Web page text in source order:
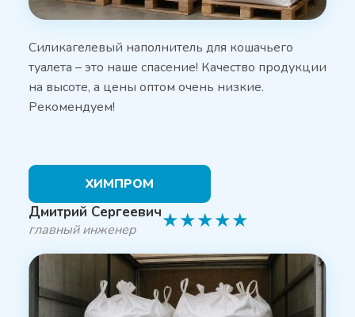
Силикагелевый наполнитель для кошачьего
туалета – это наше спасение! Качество продукции
на высоте, а цены оптом очень низкие.
Рекомендуем!
ХИМПРОМ
Дмитрий Сергеевич
главный инженер ★★★★★